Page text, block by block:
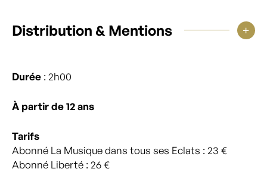
Distribution & Mentions
Durée : 2h00
À partir de 12 ans
Tarifs
Abonné La Musique dans tous ses Eclats : 23 €
Abonné Liberté : 26 €